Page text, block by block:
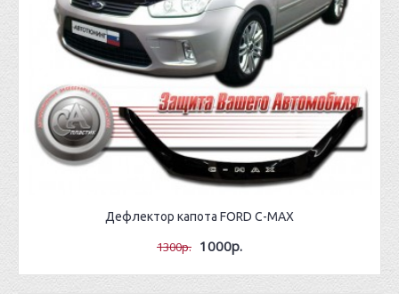
Дефлектор капота FORD C-MAX
1300р. 1000р.